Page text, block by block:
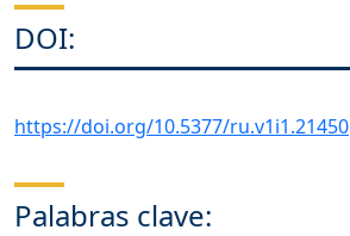
DOI:
https://doi.org/10.5377/ru.v1i1.21450
Palabras clave: